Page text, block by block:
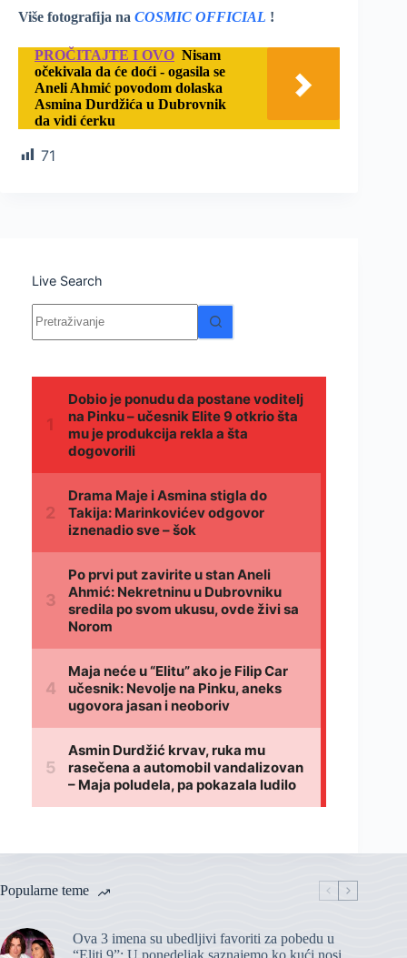
Više fotografija na COSMIC OFFICIAL !
PROČITAJTE I OVO Nisam
očekivala da će doći - ogasila se
Aneli Ahmić povodom dolaska
Asmina Durdžića u Dubrovnik
da vidi ćerku
71
Live Search
Nema
rezultata.
Popularne teme
Ova 3 imena su ubedljivi favoriti za pobedu u
“Eliti 9”: U ponedeljak saznajemo ko kući nosi